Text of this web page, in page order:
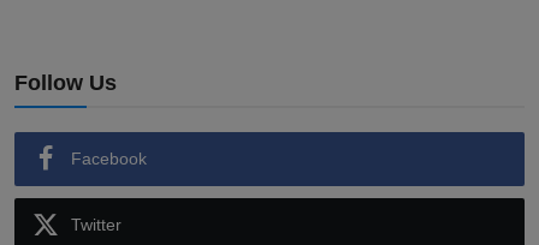
Follow Us
Facebook
Twitter